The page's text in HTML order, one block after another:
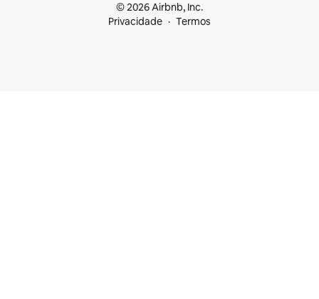
© 2026 Airbnb, Inc.
Privacidade
Termos